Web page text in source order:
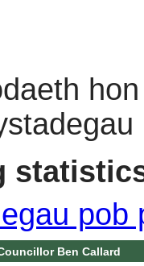
pob
Ben Callard